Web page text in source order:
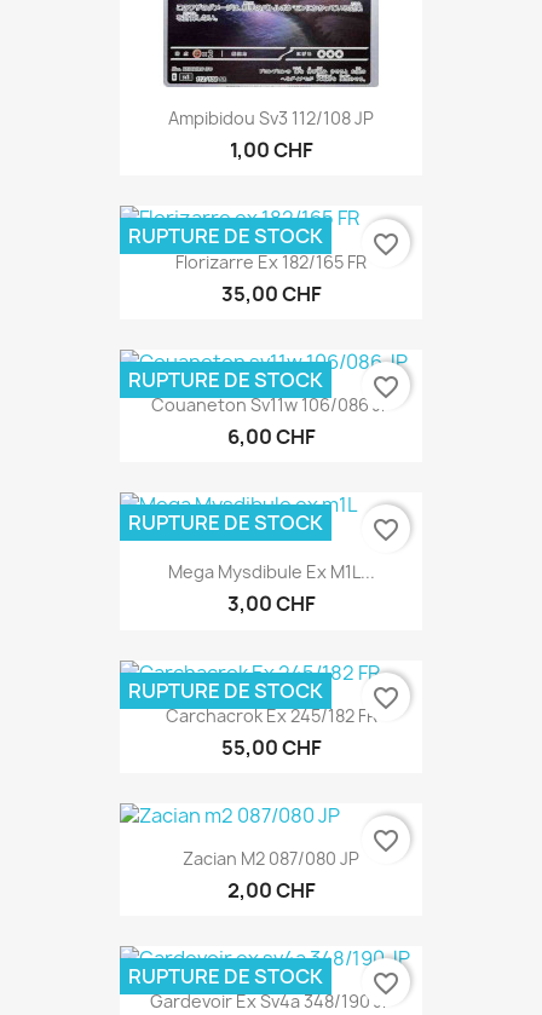
Ampibidou Sv3 112/108 JP
1,00 CHF
Florizarre Ex 182/165 FR
35,00 CHF
RUPTURE DE STOCK favorite_border
Couaneton Sv11w 106/086 JP
6,00 CHF
RUPTURE DE STOCK favorite_border
Mega Mysdibule Ex M1L...
3,00 CHF
RUPTURE DE STOCK favorite_border
Carchacrok Ex 245/182 FR
55,00 CHF
RUPTURE DE STOCK favorite_border
Zacian M2 087/080 JP
2,00 CHF
favorite_border
Gardevoir Ex Sv4a 348/190 JP
RUPTURE DE STOCK favorite_border